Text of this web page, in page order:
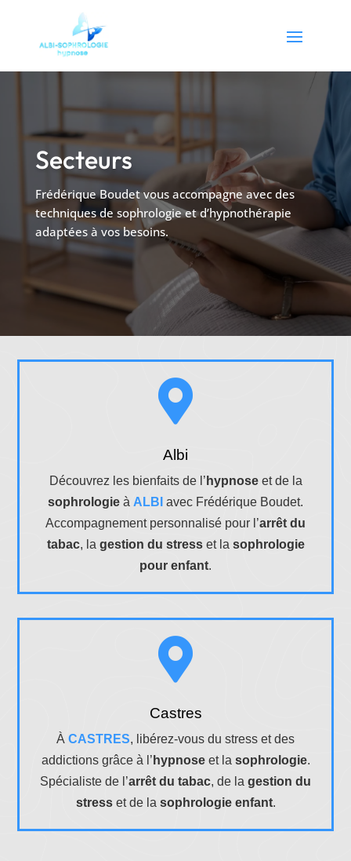
Secteurs
Frédérique Boudet vous accompagne avec des
techniques de sophrologie et d’hypnothérapie
adaptées à vos besoins.

Albi
Découvrez les bienfaits de l’ hypnoseet de la
sophrologie à ALBI avec Frédérique Boudet.
Accompagnement personnalisé pour l’arrêt du
tabac, la gestion du stresset la sophrologie
pour enfant.

Castres
À CASTRES, libérez-vous du stress et des
addictions grâce à l’ hypnoseet la sophrologie.
Spécialiste de l’arrêt du tabac, de la gestion du
stresset de la sophrologie enfant.